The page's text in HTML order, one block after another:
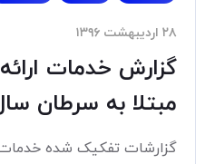
۲۸ اردیبهشت ۱۳۹۶
گزارش خدمات
مبتلا به سرطان سال ۹۳ تا
گزارشات تفکیک شده خدمات